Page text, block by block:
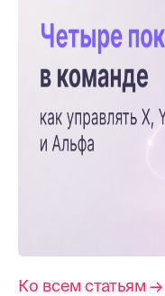
Ко всем статьям →